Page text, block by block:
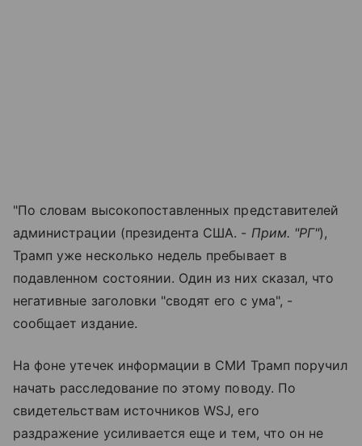
"По словам высокопоставленных представителей
администрации (президента США. - Прим. "РГ"),
Трамп уже несколько недель пребывает в
подавленном состоянии. Один из них сказал, что
негативные заголовки "сводят его с ума", -
сообщает издание.
На фоне утечек информации в СМИ Трамп поручил
начать расследование по этому поводу. По
свидетельствам источников WSJ, его
раздражение усиливается еще и тем, что он не